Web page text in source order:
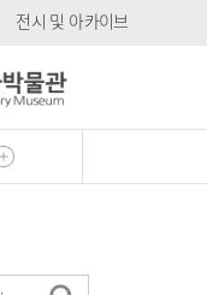
전시 및 아카이브